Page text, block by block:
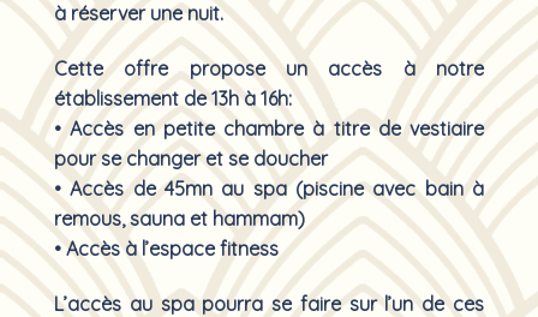
à réserver une nuit.
Cette offre propose un accès à notre
établissement de 13h à 16h:
• Accès en petite chambre à titre de vestiaire
pour se changer et se doucher
• Accès de 45mn au spa (piscine avec bain à
remous, sauna et hammam)
• Accès à l’espace fitness
L’accès au spa pourra se faire sur l’un de ces